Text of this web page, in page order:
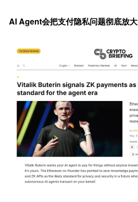
AI Agent会把支付隐私问题彻底放大